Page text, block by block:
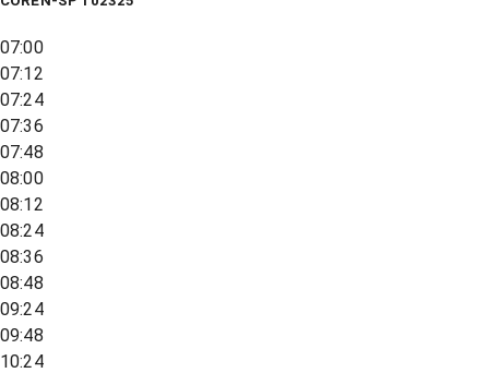
07:00
07:12
07:24
07:36
07:48
08:00
08:12
08:24
08:36
08:48
09:24
09:48
10:24